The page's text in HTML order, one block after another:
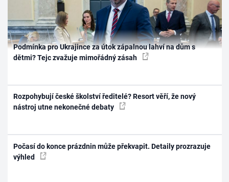
Podmínka pro Ukrajince za útok zápalnou lahví na dům s
dětmi? Tejc zvažuje mimořádný zásah
Rozpohybují české školství ředitelé? Resort věří, že nový
nástroj utne nekonečné debaty
Počasí do konce prázdnin může překvapit. Detaily prozrazuje
výhled